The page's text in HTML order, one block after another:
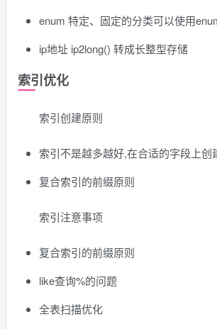
enum 特定、固定的分类可以使用
ip地址 ip2long() 转成长整型存储
索引优化
索引创建原则
索引不是越多越好,在合适的字段上创
复合索引的前缀原则
索引注意事项
复合索引的前缀原则
like查询%的问题
全表扫描优化